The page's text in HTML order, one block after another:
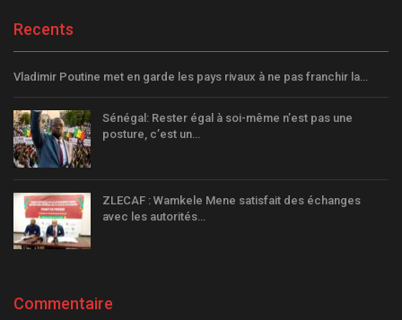
Recents
Vladimir Poutine met en garde les pays rivaux à ne pas franchir la…
Sénégal: Rester égal à soi-même n’est pas une
posture, c’est un…
ZLECAF : Wamkele Mene satisfait des échanges
avec les autorités…
Commentaire